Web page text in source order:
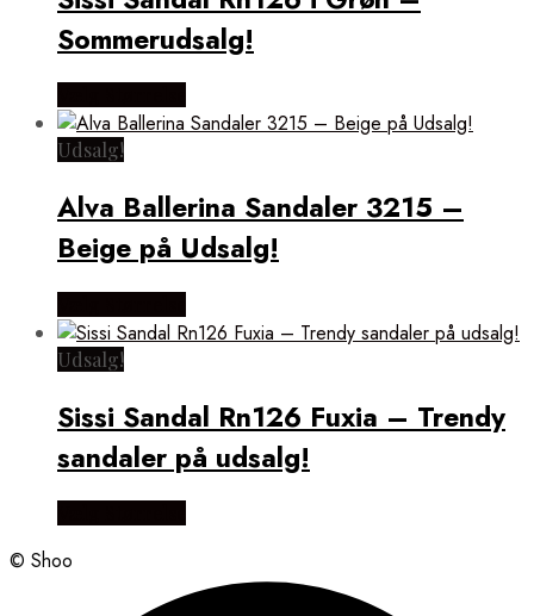
Sommerudsalg!
Udsalg!
Alva Ballerina Sandaler 3215 –
Beige på Udsalg!
Udsalg!
Sissi Sandal Rn126 Fuxia – Trendy
sandaler på udsalg!
© Shoo